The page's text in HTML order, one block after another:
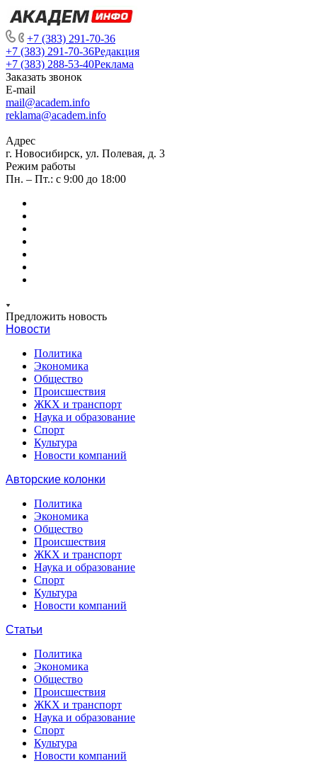
+7 (383) 291-70-36
+7 (383) 291-70-36Редакция
+7 (383) 288-53-40Реклама
Заказать звонок
E-mail
mail@academ.info
reklama@academ.info
Адрес
г. Новосибирск, ул. Полевая, д. 3
Режим работы
Пн. – Пт.: с 9:00 до 18:00
Предложить новость
Новости
Политика
Экономика
Общество
Происшествия
ЖКХ и транспорт
Наука и образование
Спорт
Культура
Новости компаний
Авторские колонки
Политика
Экономика
Общество
Происшествия
ЖКХ и транспорт
Наука и образование
Спорт
Культура
Новости компаний
Статьи
Политика
Экономика
Общество
Происшествия
ЖКХ и транспорт
Наука и образование
Спорт
Культура
Новости компаний